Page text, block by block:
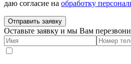
даю согласие на обработку
Отправить заявку
Оставьте заявку и мы Вам